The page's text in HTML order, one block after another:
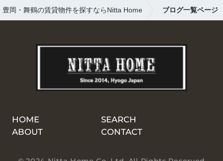
3755営業時間：月（8:00～19:00）火・水・
木・金（8:00～23:00）土（10:00～23:0...
豊岡・舞鶴の賃貸物件を探すならNitta Home ブログ一覧ページ
HOME
SEARCH
ABOUT
CONTACT